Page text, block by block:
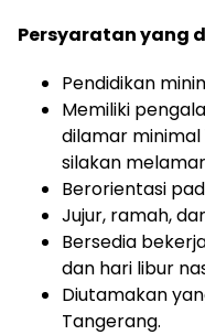
Persyaratan yang
Pendidikan
Memiliki
dilamar minimal
silakan
Berorientasi
Jujur, ramah,
Bersedia
dan hari libur
Diutamakan
Tangerang.